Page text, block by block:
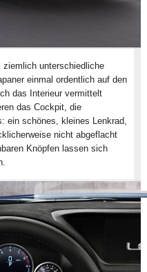
ziemlich unterschiedliche
einmal ordentlich auf den
das Interieur vermittelt
das Cockpit, die
ein schönes, kleines Lenkrad,
nicht abgeflacht
Knöpfen lassen sich